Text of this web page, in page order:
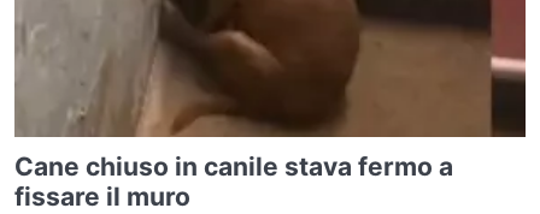
Cane chiuso in canile stava fermo a
fissare il muro